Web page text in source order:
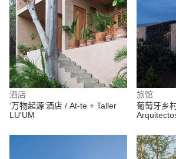
酒店
‘万物起源’酒店 / At-te + Taller
LU'UM
旅馆
葡萄牙乡